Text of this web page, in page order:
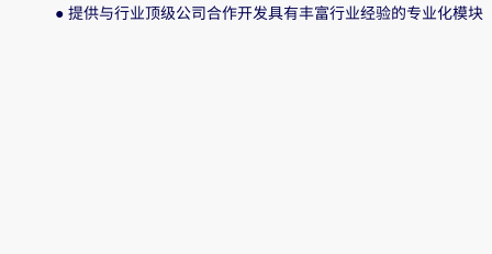
● 提供与行业顶级公司合作开发具有丰富行业经验的专业化模块